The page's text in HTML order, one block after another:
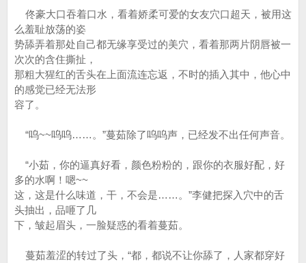
佟豪大口吞着口水，看着娇柔可爱的女友穴口超天，被用这
么羞耻放荡的姿
势舔弄着那处自己都无缘享受过的美穴，看着那两片阴唇被一
次次的含住撕扯，
那粗大猩红的舌头在上面流连忘返，不时的插入其中，他心中
的感觉已经无法形
容了。
“呜~~呜呜……。”蔓茹除了呜呜声，已经发不出任何声音。
“小茹，你的逼真好看，颜色粉粉的，跟你的衣服好配，好
多的水啊！嗯~~
这，这是什么味道，干，不会是……。”李健把探入穴中的舌
头抽出，品咂了几
下，皱起眉头，一脸疑惑的看着蔓茹。
蔓茹羞涩的转过了头，“都，都说不让你舔了，人家都穿好